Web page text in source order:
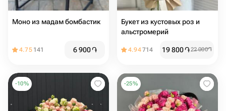
Моно из мадам бомбастик
4.75 141 6 900֏
Букет из кустовых роз и
альстромерий
4.94714 19 800֏22 000֏
-10% -25%